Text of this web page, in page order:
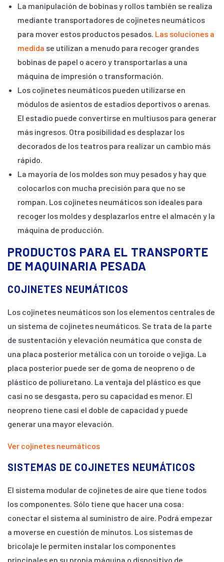
La manipulación de bobinas y rollos también se realiza
mediante transportadores de cojinetes neumáticos
para mover estos productos pesados. Las soluciones a
medida se utilizan a menudo para recoger grandes
bobinas de papel o acero y transportarlas a una
máquina de impresión o transformación.
Los cojinetes neumáticos pueden utilizarse en
módulos de asientos de estadios deportivos o arenas.
El estadio puede convertirse en multiusos para generar
más ingresos. Otra posibilidad es desplazar los
decorados de los teatros para realizar un cambio más
rápido.
La mayoría de los moldes son muy pesados y hay que
colocarlos con mucha precisión para que no se
rompan. Los cojinetes neumáticos son ideales para
recoger los moldes y desplazarlos entre el almacén y la
máquina de producción.
PRODUCTOS PARA EL TRANSPORTE
DE MAQUINARIA PESADA
COJINETES NEUMÁTICOS
Los cojinetes neumáticos son los elementos centrales de
un sistema de cojinetes neumáticos. Se trata de la parte
de sustentación y elevación neumática que consta de
una placa posterior metálica con un toroide o vejiga. La
placa posterior puede ser de goma de neopreno o de
plástico de poliuretano. La ventaja del plástico es que
casi no se desgasta, pero su capacidad es menor. El
neopreno tiene casi el doble de capacidad y puede
generar una mayor elevación.
Ver cojinetes neumáticos
SISTEMAS DE COJINETES NEUMÁTICOS
El sistema modular de cojinetes de aire que tiene todos
los componentes. Sólo tiene que hacer una cosa:
conectar el sistema al suministro de aire. Podrá empezar
a moverse en cuestión de minutos. Los sistemas de
bricolaje le permiten instalar los componentes
principales en su propia máquina o dispositivo de